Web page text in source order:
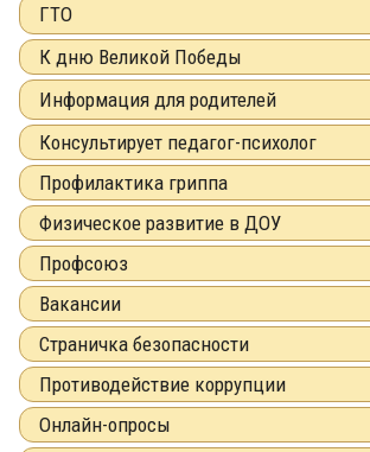
ГТО
К дню Великой Победы
Информация для родителей
Консультирует педагог-психолог
Профилактика гриппа
Физическое развитие в ДОУ
Профсоюз
Вакансии
Страничка безопасности
Противодействие коррупции
Онлайн-опросы